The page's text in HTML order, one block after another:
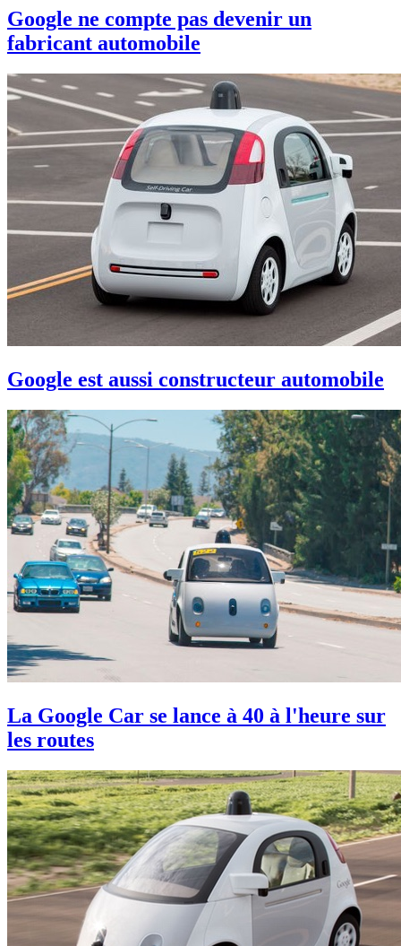
Google ne compte pas devenir un
fabricant automobile
Google est aussi constructeur automobile
La Google Car se lance à 40 à l'heure sur
les routes